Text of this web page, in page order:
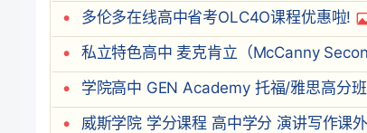
多伦多在线高中省考OLC4O课程优惠啦!
私立特色高中 麦克肯立（McCanny
学院高中 GEN Academy 托福/雅思高分
威斯学院 学分课程 高中学分 演讲写作